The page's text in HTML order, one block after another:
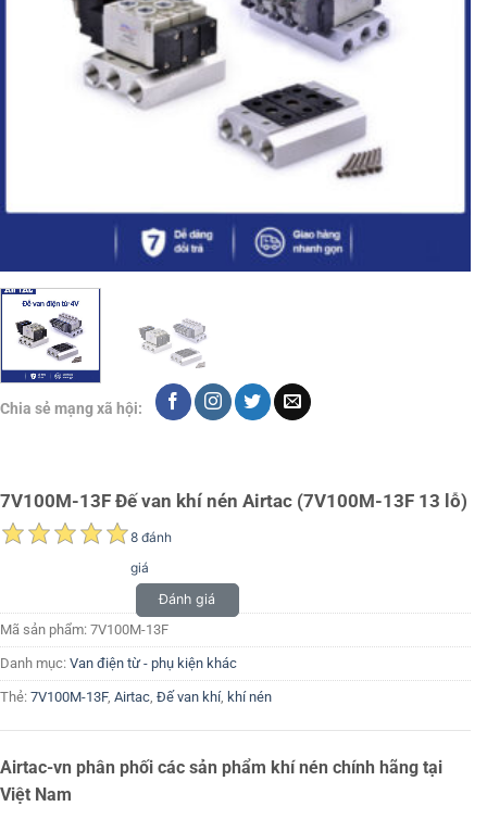
Chia sẻ mạng xã hội:
7V100M-13F Đế van khí nén Airtac (7V100M-13F 13 lỗ)
8 đánh
giá
Đánh giá
Mã sản phẩm: 7V100M-13F
Danh mục: Van điện từ - phụ kiện khác
Thẻ: 7V100M-13F, Airtac, Đế van khí, khí nén
Airtac-vn phân phối các sản phẩm khí nén chính hãng tại
Việt Nam